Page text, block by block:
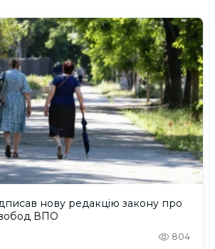
нову редакцію закону про
ВПО
804